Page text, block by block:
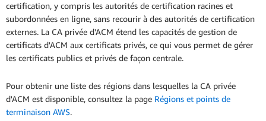
certification, y compris les autorités de certification racines et
subordonnées en ligne, sans recourir à des autorités de certification
externes. La CA privée d'ACM étend les capacités de gestion de
certificats d'ACM aux certificats privés, ce qui vous permet de gérer
les certificats publics et privés de façon centrale.
Pour obtenir une liste des régions dans lesquelles la CA privée
d'ACM est disponible, consultez la page Régions et points de
terminaison AWS.